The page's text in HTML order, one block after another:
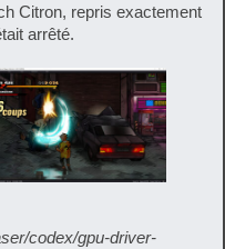
Citron, repris exactement
arrêté.
codex/gpu-driver-